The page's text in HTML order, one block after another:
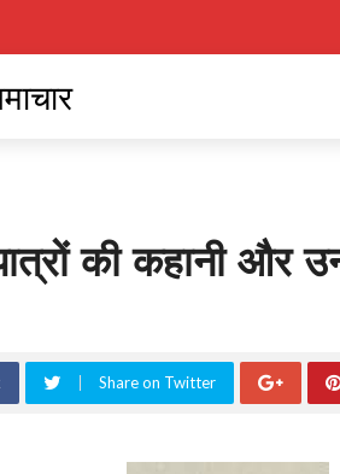
की कहानी और
Share on Twitter